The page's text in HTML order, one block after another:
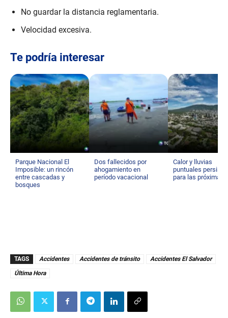
No guardar la distancia reglamentaria.
Velocidad excesiva.
Te podría interesar
Parque Nacional El
Imposible: un rincón
entre cascadas y
bosques
Dos fallecidos por
ahogamiento en
período vacacional
Calor y lluvias
puntuales
para las próximas
TAGS Accidentes Accidentes de tránsito
Accidentes El Salvador
Última Hora